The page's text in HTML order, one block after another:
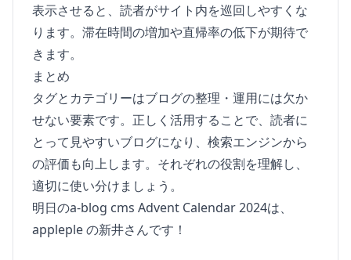
表示させると、読者がサイト内を巡回しやすくな
ります。滞在時間の増加や直帰率の低下が期待で
きます。
まとめ
タグとカテゴリーはブログの整理・運用には欠か
せない要素です。正しく活用することで、読者に
とって見やすいブログになり、検索エンジンから
の評価も向上します。それぞれの役割を理解し、
適切に使い分けましょう。
明日のa-blog cms Advent Calendar 2024は、
appleple の新井さんです！